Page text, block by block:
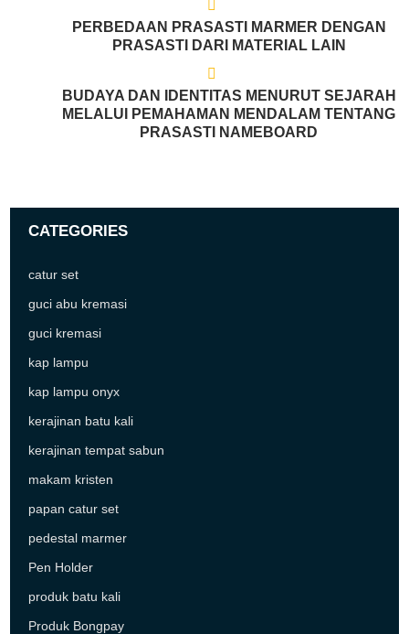
PERBEDAAN PRASASTI MARMER DENGAN
PRASASTI DARI MATERIAL LAIN
BUDAYA DAN IDENTITAS MENURUT SEJARAH
MELALUI PEMAHAMAN MENDALAM TENTANG
PRASASTI NAMEBOARD
CATEGORIES
catur set
guci abu kremasi
guci kremasi
kap lampu
kap lampu onyx
kerajinan batu kali
kerajinan tempat sabun
makam kristen
papan catur set
pedestal marmer
Pen Holder
produk batu kali
Produk Bongpay